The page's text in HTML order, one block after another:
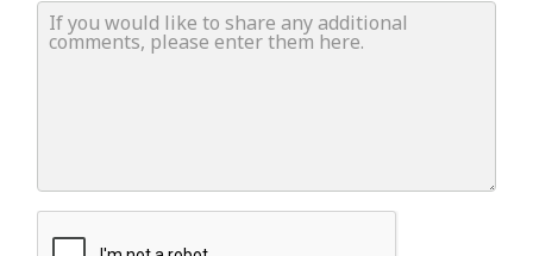
If you would like to share any additional comments,